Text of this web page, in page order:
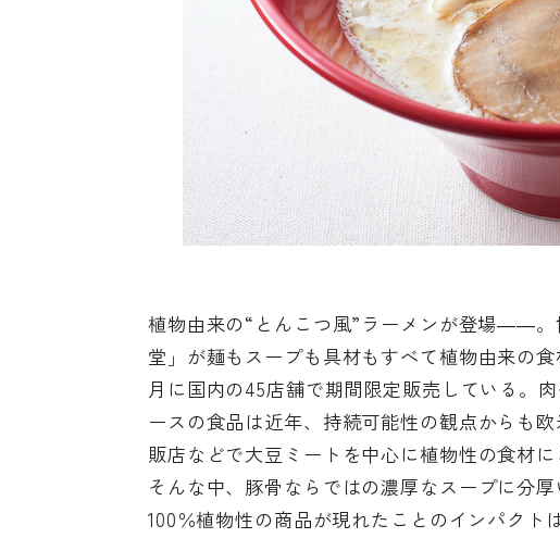
植物由来の“とんこつ風”ラーメンが登場――
堂」が麺もスープも具材もすべて植物由来の
月に国内の45店舗で期間限定販売している。
ースの食品は近年、持続可能性の観点からも
販店などで大豆ミートを中心に植物性の食材
そんな中、豚骨ならではの濃厚なスープに分
100％植物性の商品が現れたことのインパク